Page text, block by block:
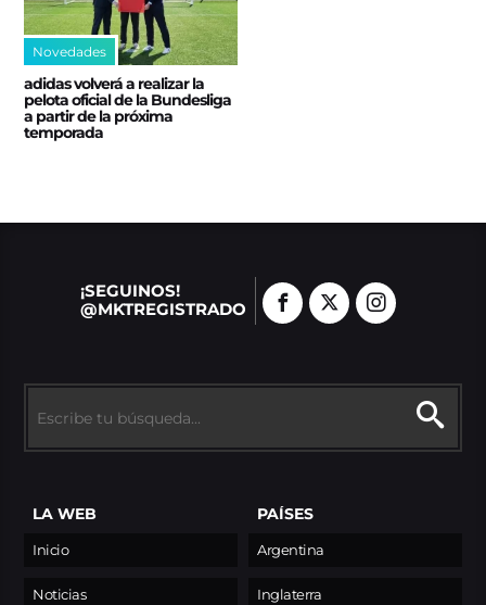
Novedades
adidas volverá a realizar la
pelota oficial de la Bundesliga
a partir de la próxima
temporada
¡SEGUINOS!
@MKTREGISTRADO
LA WEB
Inicio
Noticias
PAÍSES
Argentina
Inglaterra